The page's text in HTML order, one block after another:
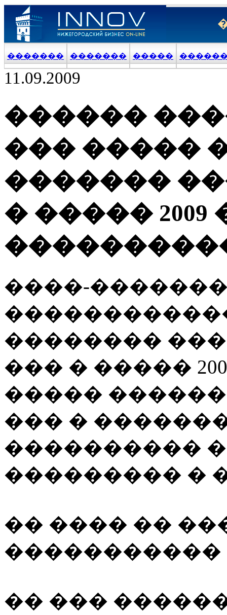
������� ������� �����
11.09.2009
������
��� �����
�������
� �����
����-
��������
��� � �����
�����
��� �
����������
��������� �
�� ���� ��
�����������
�� ���